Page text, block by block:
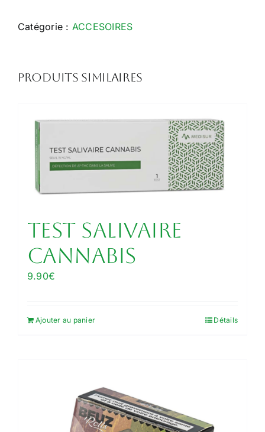
plastique
50mm
Catégorie : ACCESOIRES
Produits similaires
Test Salivaire
Cannabis
9.90€
Ajouter au panier Détails